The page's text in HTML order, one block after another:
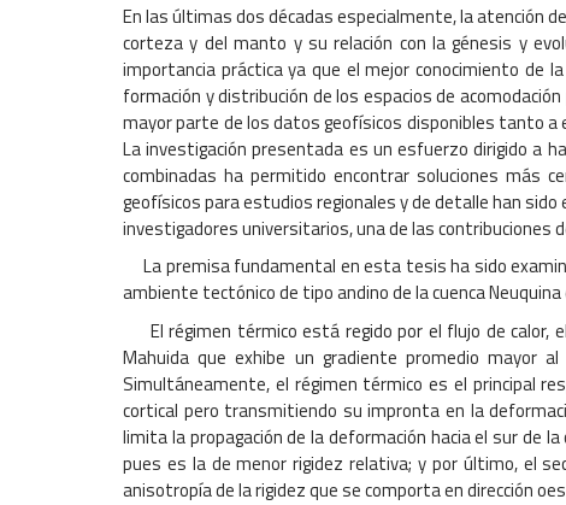
En las últimas dos décadas especialmente, la atención
corteza y del manto y su relación con la génesis y
importancia práctica ya que el mejor conocimiento de
formación y distribución de los espacios de
mayor parte de los datos geofísicos disponibles tanto a
La investigación presentada es un esfuerzo dirigido a
combinadas ha permitido encontrar soluciones más
geofísicos para estudios regionales y de detalle han
investigadores universitarios, una de las
La premisa fundamental en esta tesis ha sido
ambiente tectónico de tipo andino de la cuenca
El régimen térmico está regido por el flujo de calor,
Mahuida que exhibe un gradiente promedio mayor
Simultáneamente, el régimen térmico es el principal
cortical pero transmitiendo su impronta en la
limita la propagación de la deformación hacia el sur de
pues es la de menor rigidez relativa; y por último, el
anisotropía de la rigidez que se comporta en dirección